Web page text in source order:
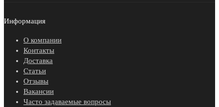
Информация
О компании
Контакты
Доставка
Статьи
Отзывы
Вакансии
Часто задаваемые вопросы